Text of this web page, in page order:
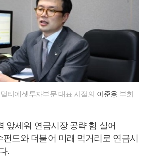
티에셋투자부문 대표 시절의 이준용 부회
앞세워 연금시장 공략 힘 실어
펀드와 더불어 미래 먹거리로 연금시
.